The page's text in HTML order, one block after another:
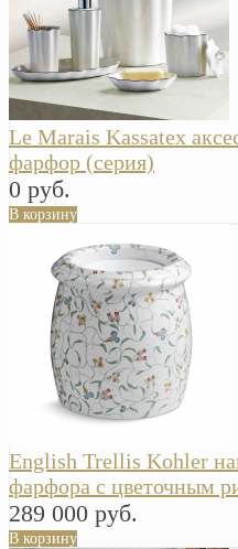
Le Marais Kassatex
фарфор (серия)
0 руб.
В корзину
English Trellis Kohler
фарфора с
289 000 руб.
В корзину